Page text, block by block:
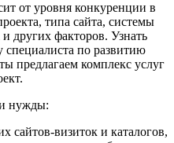
от уровня конкуренции в
типа сайта, системы
других факторов. Узнать
по развитию
предлагаем комплекс услуг
нужды:
сайтов-визиток и каталогов,